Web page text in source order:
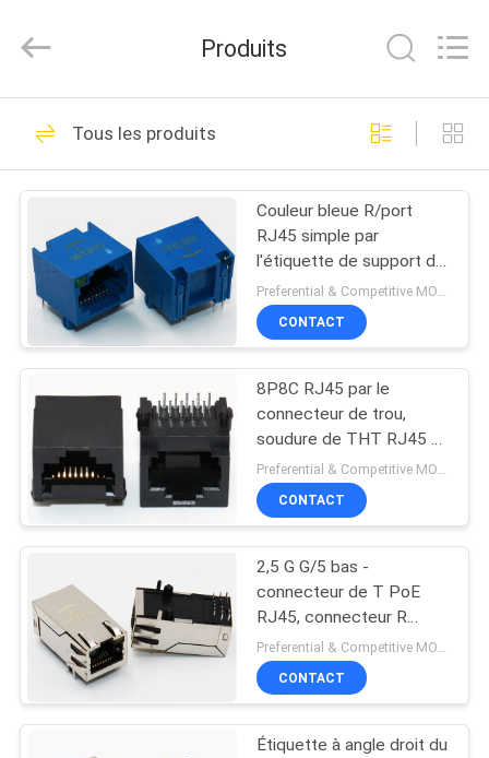
MAISON
PRODUITS
AU
SUJET
NOUS
VISITE
D'USINE
CONTRÔLE
QUALITÉ
CONTACTEZ-
NOUS
Ltd..
Reserved.
connecteur rj45
femelle
118
magnetics intégré
rj45
13
profil bas rj45
Produits
Tous les produits
Couleur bleue R/port
RJ45 simple par
l'étiquette de support de
trou vers le haut de
l'indicateur simple de
LED
Preferential & Competitive MOQ:1000
CONTACT
8P8C RJ45 par le
connecteur de trou,
soudure de THT RJ45 à
angle droit avec des
courriers
CONTACT
2,5 G G/5 bas -
connecteur de T PoE
RJ45, connecteur R
femelle/d'Ethernet
entrée
CONTACT
Étiquette à angle droit du